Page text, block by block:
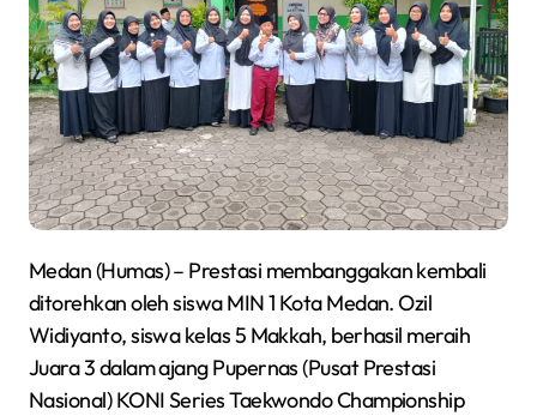
Medan (Humas) – Prestasi membanggakan kembali
ditorehkan oleh siswa MIN 1 Kota Medan. Ozil
Widiyanto, siswa kelas 5 Makkah, berhasil meraih
Juara 3 dalam ajang Pupernas (Pusat Prestasi
Nasional) KONI Series Taekwondo Championship